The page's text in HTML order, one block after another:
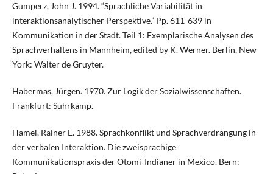
Gumperz, John J. 1994. “Sprachliche Variabilität in
interaktionsanalytischer Perspektive.” Pp. 611-639 in
Kommunikation in der Stadt. Teil 1: Exemplarische Analysen des
Sprachverhaltens in Mannheim, edited by K. Werner. Berlin, New
York: Walter de Gruyter.
Habermas, Jürgen. 1970. Zur Logik der Sozialwissenschaften.
Frankfurt: Suhrkamp.
Hamel, Rainer E. 1988. Sprachkonflikt und Sprachverdrängung in
der verbalen Interaktion. Die zweisprachige
Kommunikationspraxis der Otomi-Indianer in Mexico. Bern: